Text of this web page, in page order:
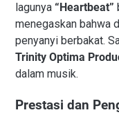
lagunya “Heartbeat”
menegaskan bahwa
penyanyi berbakat.
Trinity Optima
dalam musik.
Prestasi dan